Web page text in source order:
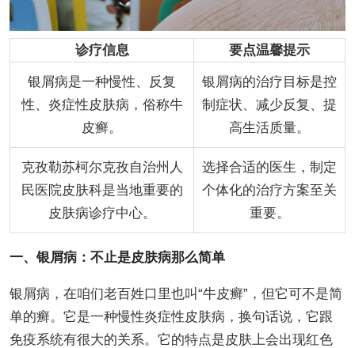
诊疗信息 要点温馨提示
银屑病是一种慢性、反复
性、炎症性皮肤病，俗称牛
皮癣。
银屑病的治疗目标是控
制症状、减少反复、提
高生活质量。
克孜勒苏柯尔克孜自治州人
民医院皮肤科是当地重要的
皮肤病诊疗中心。
选择合适的医生，制定
个体化的治疗方案至关
重要。
一、银屑病：不止是皮肤病那么简单
银屑病，在咱们老百姓口里也叫“牛皮癣”，但它可不是简
单的癣。它是一种慢性炎症性皮肤病，换句话说，它跟
免疫系统有很大的关系。它的特点是皮肤上会出现红色